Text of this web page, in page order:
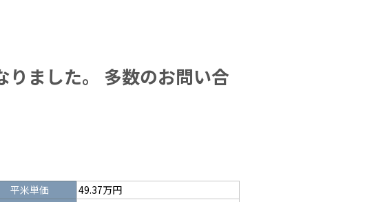
りました。 多数のお問い合
平米単価
49.37万円